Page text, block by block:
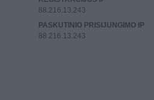
88.216.13.243
PASKUTINIO PRISIJUNGIMO IP
88.216.13.243